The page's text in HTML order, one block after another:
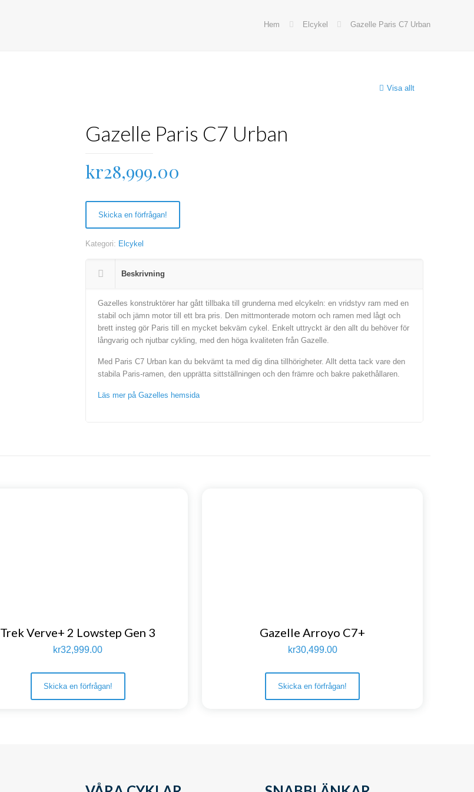
Hem Elcykel Gazelle Paris C7 Urban
Visa allt
Gazelle Paris C7 Urban
kr28,999.00
Skicka en förfrågan!
Kategori: Elcykel
Beskrivning
Gazelles konstruktörer har gått tillbaka till grunderna med elcykeln: en vridstyv ram med en
stabil och jämn motor till ett bra pris. Den mittmonterade motorn och ramen med lågt och
brett insteg gör Paris till en mycket bekväm cykel. Enkelt uttryckt är den allt du behöver för
långvarig och njutbar cykling, med den höga kvaliteten från Gazelle.
Med Paris C7 Urban kan du bekvämt ta med dig dina tillhörigheter. Allt detta tack vare den
stabila Paris-ramen, den upprätta sittställningen och den främre och bakre pakethållaren.
Läs mer på Gazelles hemsida
Trek Verve+ 2 Lowstep Gen 3
kr32,999.00
Skicka en förfrågan!
Gazelle Arroyo C7+
kr30,499.00
Skicka en förfrågan!